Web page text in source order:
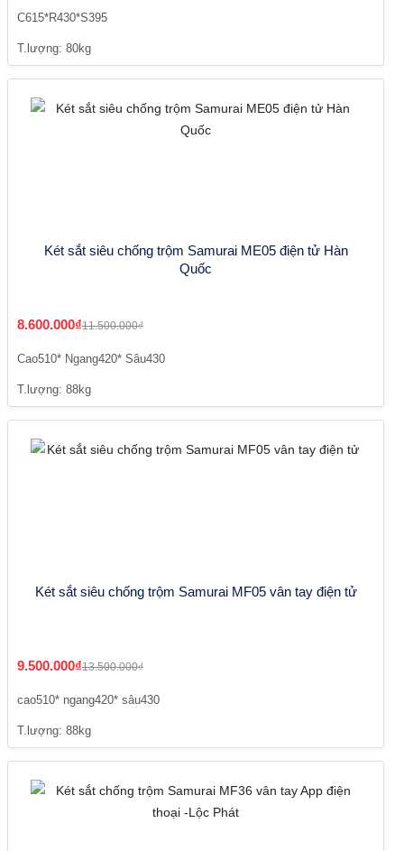
C615*R430*S395
T.lượng: 80kg
Két sắt siêu chống trộm Samurai ME05 điện tử Hàn
Quốc
8.600.000₫11.500.000₫
Cao510* Ngang420* Sâu430
T.lượng: 88kg
Két sắt siêu chống trộm Samurai MF05 vân tay điện tử
9.500.000₫13.500.000₫
cao510* ngang420* sâu430
T.lượng: 88kg